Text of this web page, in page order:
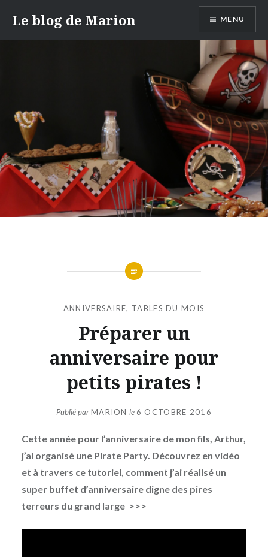
contenu
Le blog de Marion MENU
ANNIVERSAIRE, TABLES DU MOIS
Préparer un
anniversaire pour
petits pirates !
Publié parMARION le6 OCTOBRE 2016
Cette année pour l’anniversaire de mon fils, Arthur,
j’ai organisé une Pirate Party. Découvrez en vidéo
et à travers ce tutoriel, comment j’ai réalisé un
super buffet d’anniversaire digne des pires
terreurs du grand large >>>